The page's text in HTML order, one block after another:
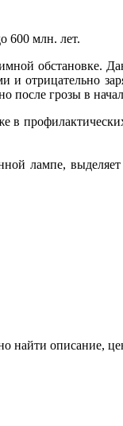
600 млн. лет.
обстановке.
и отрицательно
после грозы в
в
лампе,
найти описание,